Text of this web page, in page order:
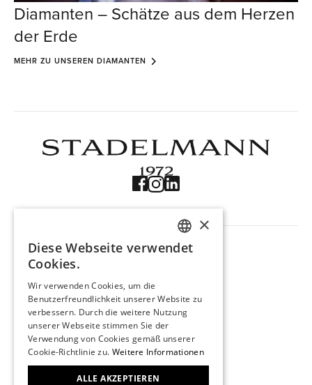
Diamanten – Schätze aus dem Herzen
der Erde
MEHR ZU UNSEREN DIAMANTEN
Produkte
Trouvaille
Über uns
Kontakt
Impressum
Datenschutz
KONTAKT
Marktgasse 29
GERMAN
FRENCH
×
Diese Webseite verwendet
Cookies.
Wir verwenden Cookies, um die
Benutzerfreundlichkeit unserer Website zu
verbessern. Durch die weitere Nutzung
unserer Webseite stimmen Sie der
Verwendung von Cookies gemäß unserer
Cookie-Richtlinie zu. Weitere Informationen
ALLE AKZEPTIEREN